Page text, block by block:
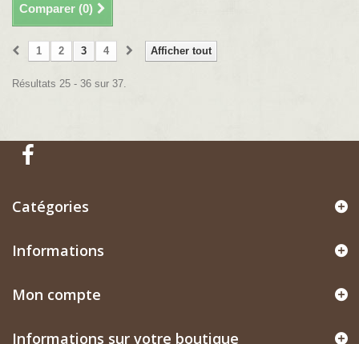
Comparer (0)
Afficher tout
1 2 3 4
Résultats 25 - 36 sur 37.
Catégories
Informations
Mon compte
Informations sur votre boutique